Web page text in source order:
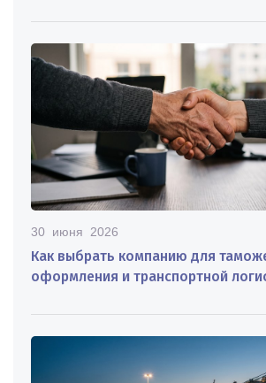
30 июня 2026
Как выбрать компанию для
оформления и транспортной